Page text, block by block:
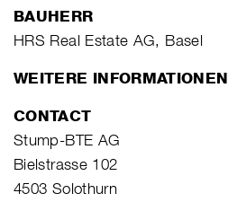
BAUHERR
HRS Real Estate AG, Basel
WEITERE INFORMATIONEN
CONTACT
Stump-BTE AG
Bielstrasse 102
4503 Solothurn